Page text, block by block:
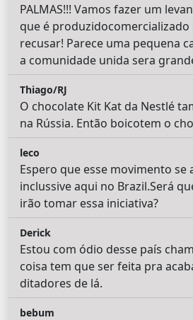
PALMAS!!! Vamos fazer um
que é produzidocomercializado
recusar! Parece uma pequena
a comunidade unida sera
Thiago/RJ
O chocolate Kit Kat da Nestlé
na Rússia. Então boicotem o
leco
Espero que esse movimento
inclussive aqui no Brazil.Será
irão tomar essa iniciativa?
Derick
Estou com ódio desse país
coisa tem que ser feita pra
ditadores de lá.
bebum